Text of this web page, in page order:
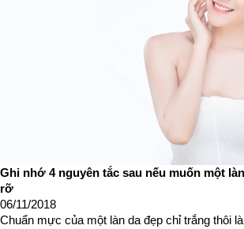
Ghi nhớ 4 nguyên tắc sau nếu muốn một
rỡ
06/11/2018
Chuẩn mực của một làn da đẹp chỉ trắng thôi